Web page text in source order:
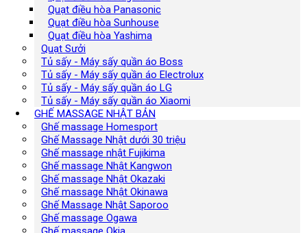
Quạt điều hòa Panasonic
Quạt điều hòa Sunhouse
Quạt điều hòa Yashima
Quạt Sưởi
Tủ sấy - Máy sấy quần áo Boss
Tủ sấy - Máy sấy quần áo Electrolux
Tủ sấy - Máy sấy quần áo LG
Tủ sấy - Máy sấy quần áo Xiaomi
GHẾ MASSAGE NHẬT BẢN
Ghế massage Homesport
Ghế Massage Nhật dưới 30 triệu
Ghế massage nhật Fujikima
Ghế massage Nhật Kangwon
Ghế massage Nhật Okazaki
Ghế massage Nhật Okinawa
Ghế Massage Nhật Saporoo
Ghế massage Ogawa